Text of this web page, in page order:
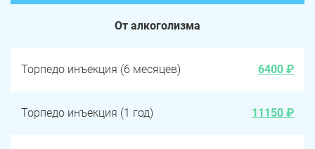
От алкоголизма
Торпедо инъекция (6 месяцев) 6400 ₽
Торпедо инъекция (1 год) 11150 ₽